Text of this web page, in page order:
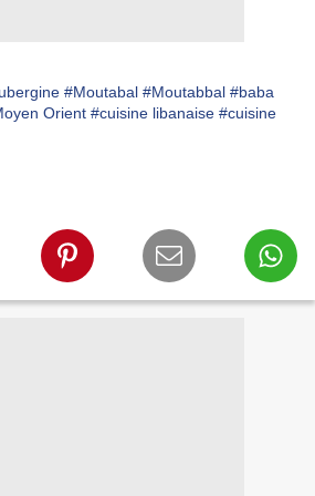
#Moutabal #Moutabbal #baba
Orient #cuisine libanaise #cuisine